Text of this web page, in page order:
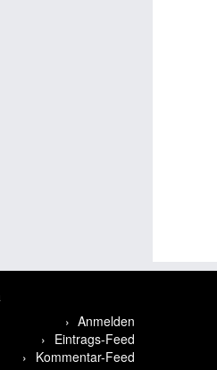
Anmelden
Eintrags-Feed
Kommentar-Feed